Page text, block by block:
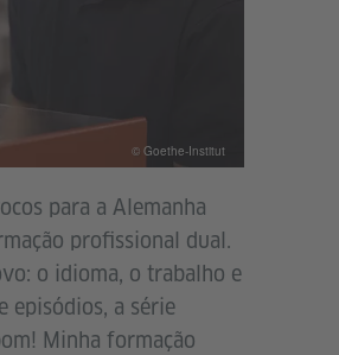
© Goethe-Institut
para a Alemanha
profissional dual.
o idioma, o trabalho e
episódios, a série
Minha formação